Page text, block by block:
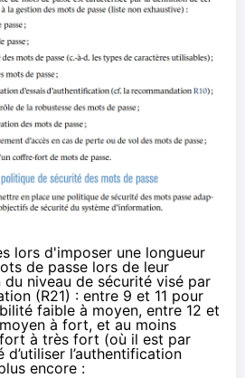
lors d'imposer une longueur
de passe lors de leur
niveau de sécurité visé par
(R21) : entre 9 et 11 pour
faible à moyen, entre 12 et
à fort, et au moins
à très fort (où il est par
l’authentification
encore :